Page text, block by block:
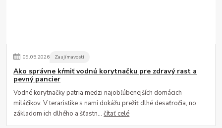
09.05.2026 Zaujímavosti
Ako správne kŕmiť vodnú korytnačku pre zdravý rast a
pevný pancier
Vodné korytnačky patria medzi najobľúbenejších domácich
miláčikov. V teraristike s nami dokážu prežiť dlhé desaťročia, no
základom ich dlhého a šťastn...čítať celé